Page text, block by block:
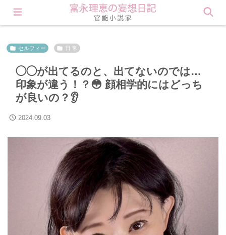
会員登録すると理恵の秘密が見られます❤︎ Click here
セルフィー 日 常
◯◯が出てるのと、出てないのでは…
印象が違う！？😳 顔相学的にはどっち
が良いの？👂
2024.09.03